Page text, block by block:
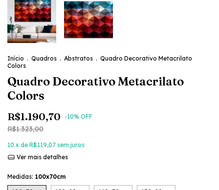
Início . Quadros . Abstratos . Quadro Decorativo Metacrilato
Colors
Quadro Decorativo Metacrilato
Colors
R$1.190,70 -10% OFF
R$1.323,00
10 x de R$119,07 sem juros
Ver mais detalhes
Medidas: 100x70cm